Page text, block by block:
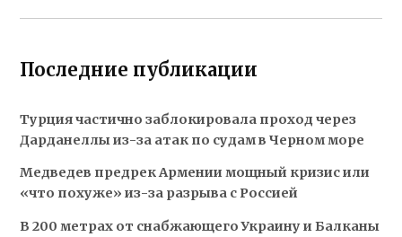
Последние публикации
Турция частично заблокировала проход через
Дарданеллы из-за атак по судам в Черном море
Медведев предрек Армении мощный кризис или
«что похуже» из-за разрыва с Россией
В 200 метрах от снабжающего Украину и Балканы